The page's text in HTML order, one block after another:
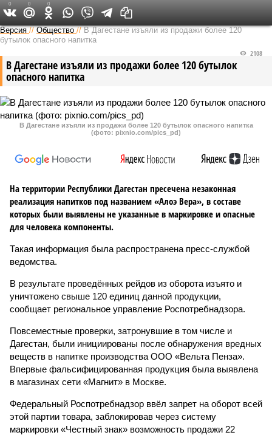
Версия на Кавказе
Версия //Общество //В Дагестане изъяли из продажи более 120
бутылок опасного напитка
В Дагестане изъяли из продажи более 120 бутылок
опасного напитка
2108
В Дагестане изъяли из продажи более 120 бутылок опасного напитка
(фото: pixnio.com/pics_pd)
На территории Республики Дагестан пресечена незаконная
реализация напитков под названием «Алоэ Вера», в составе
которых были выявлены не указанные в маркировке и опасные
для человека компоненты.
Такая информация была распространена пресс-службой
ведомства.
В результате проведённых рейдов из оборота изъято и
уничтожено свыше 120 единиц данной продукции,
сообщает региональное управление Роспотребнадзора.
Повсеместные проверки, затронувшие в том числе и
Дагестан, были инициированы после обнаружения вредных
веществ в напитке производства ООО «Вельта Пенза».
Впервые фальсифицированная продукция была выявлена
в магазинах сети «Магнит» в Москве.
Федеральный Роспотребнадзор ввёл запрет на оборот всей
этой партии товара, заблокировав через систему
маркировки «Честный знак» возможность продажи 22
0 0 0